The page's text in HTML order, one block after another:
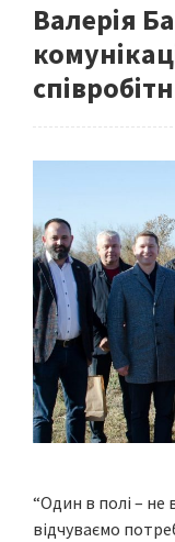
Валерія
“Один в полі – не
відчуваємо